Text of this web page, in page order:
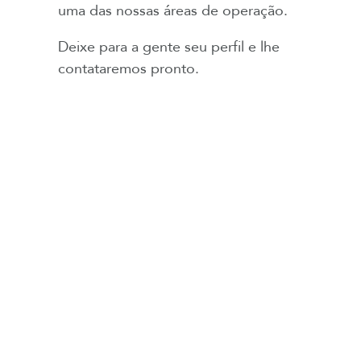
uma das nossas áreas de operação.
Deixe para a gente seu perfil e lhe
contataremos pronto.